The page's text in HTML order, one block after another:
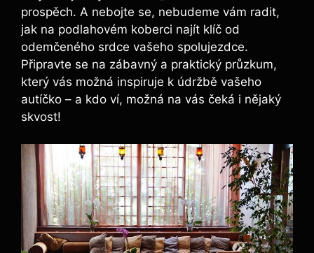
prospěch. A nebojte se, nebudeme vám radit,
jak na podlahovém koberci najít klíč od
odemčeného srdce vašeho spolujezdce.
Připravte se na zábavný a praktický průzkum,
který vás možná inspiruje k údržbě vašeho
autíčko – a kdo ví, možná na vás čeká i nějaký
skvost!